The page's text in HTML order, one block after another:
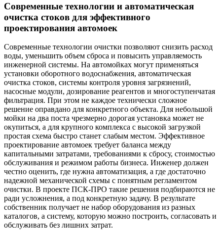
Современные технологии и автоматическая
очистка стоков для эффективного
проектирования автомоек
Современные технологии очистки позволяют снизить расход
воды, уменьшить объем сброса и повысить управляемость
инженерной системы. На автомойках могут применяться
установки оборотного водоснабжения, автоматическая
очистка стоков, системы контроля уровня загрязнений,
насосные модули, дозирование реагентов и многоступенчатая
фильтрация. При этом не каждое технически сложное
решение оправдано для конкретного объекта. Для небольшой
мойки на два поста чрезмерно дорогая установка может не
окупиться, а для крупного комплекса с высокой загрузкой
простая схема быстро станет слабым местом. Эффективное
проектирование автомоек требует баланса между
капитальными затратами, требованиями к сбросу, стоимостью
обслуживания и режимом работы бизнеса. Инженер должен
честно оценить, где нужна автоматизация, а где достаточно
надежной механической схемы с понятным регламентом
очистки. В проекте ПСК-ПРО такие решения подбираются не
ради усложнения, а под конкретную задачу. В результате
собственник получает не набор оборудования из разных
каталогов, а систему, которую можно построить, согласовать и
обслуживать без лишних затрат.